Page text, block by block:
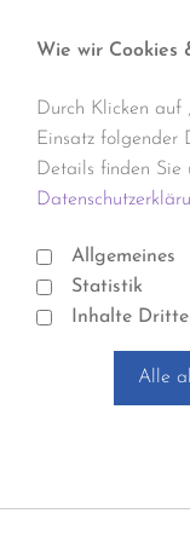
Wie wir Cookies
Durch Klicken auf
Einsatz folgender
Details finden Sie
Allgemeines
Statistik
Inhalte
Alle